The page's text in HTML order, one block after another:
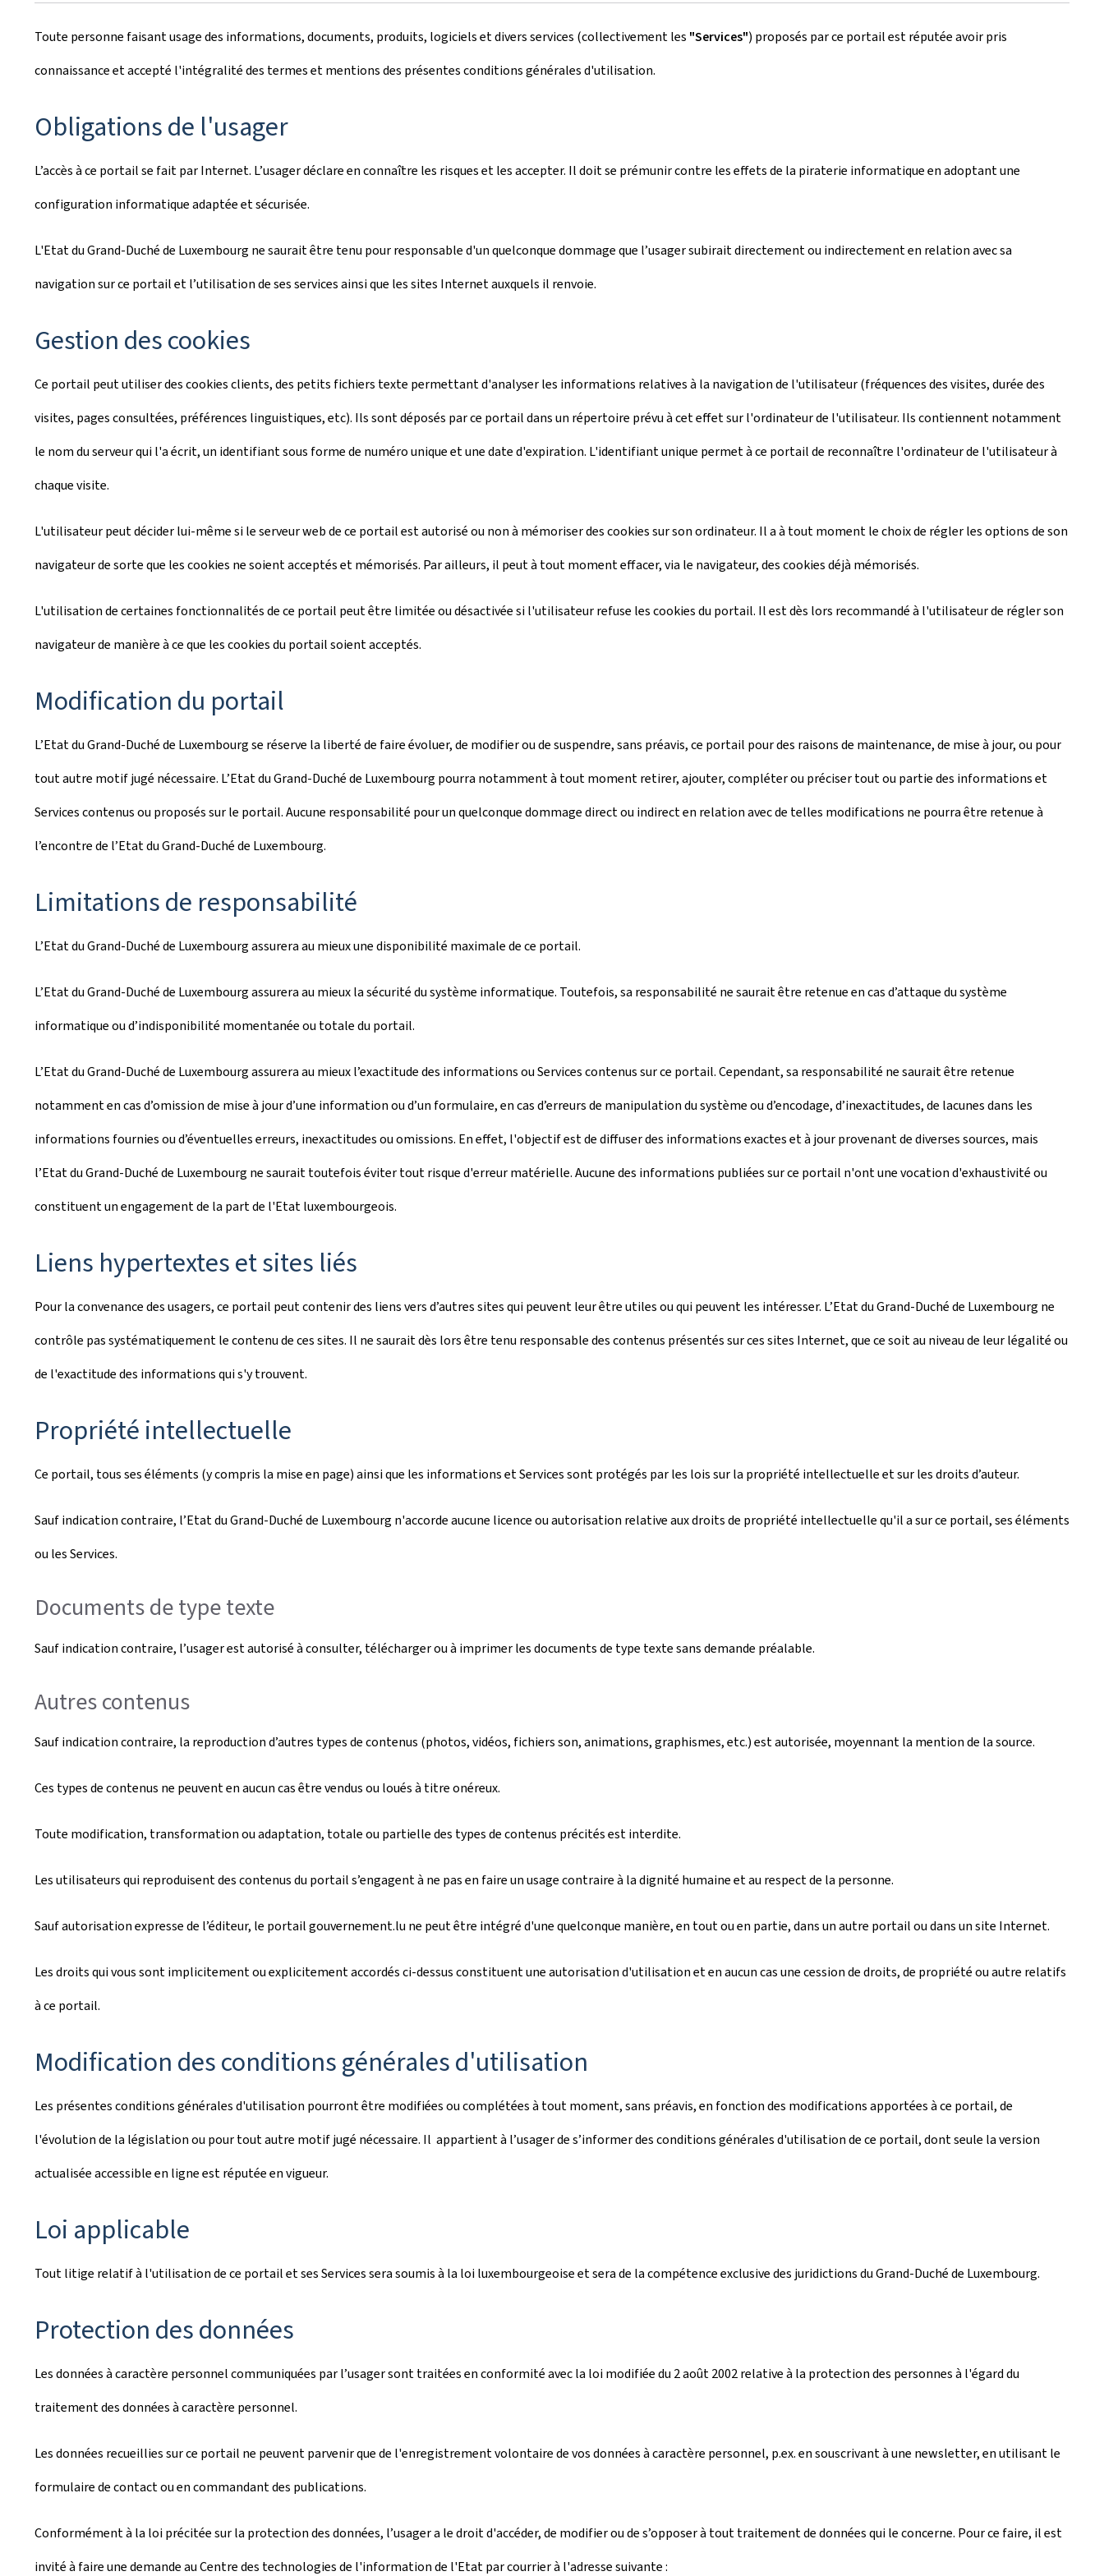
Toute personne faisant usage des informations, documents, produits, logiciels et divers services (collectivement les "Services") proposés par ce portail est réputée avoir pris
connaissance et accepté l'intégralité des termes et mentions des présentes conditions générales d'utilisation.
Obligations de l'usager
L’accès à ce portail se fait par Internet. L’usager déclare en connaître les risques et les accepter. Il doit se prémunir contre les effets de la piraterie informatique en adoptant une
configuration informatique adaptée et sécurisée.
L'Etat du Grand-Duché de Luxembourg ne saurait être tenu pour responsable d'un quelconque dommage que l’usager subirait directement ou indirectement en relation avec sa
navigation sur ce portail et l’utilisation de ses services ainsi que les sites Internet auxquels il renvoie.
Gestion des cookies
Ce portail peut utiliser des cookies clients, des petits fichiers texte permettant d'analyser les informations relatives à la navigation de l'utilisateur (fréquences des visites, durée des
visites, pages consultées, préférences linguistiques, etc). Ils sont déposés par ce portail dans un répertoire prévu à cet effet sur l'ordinateur de l'utilisateur. Ils contiennent notamment
le nom du serveur qui l'a écrit, un identifiant sous forme de numéro unique et une date d'expiration. L'identifiant unique permet à ce portail de reconnaître l'ordinateur de l'utilisateur à
chaque visite.
L'utilisateur peut décider lui-même si le serveur web de ce portail est autorisé ou non à mémoriser des cookies sur son ordinateur. Il a à tout moment le choix de régler les options de son
navigateur de sorte que les cookies ne soient acceptés et mémorisés. Par ailleurs, il peut à tout moment effacer, via le navigateur, des cookies déjà mémorisés.
L'utilisation de certaines fonctionnalités de ce portail peut être limitée ou désactivée si l'utilisateur refuse les cookies du portail. Il est dès lors recommandé à l'utilisateur de régler son
navigateur de manière à ce que les cookies du portail soient acceptés.
Modification du portail
L’Etat du Grand-Duché de Luxembourg se réserve la liberté de faire évoluer, de modifier ou de suspendre, sans préavis, ce portail pour des raisons de maintenance, de mise à jour, ou pour
tout autre motif jugé nécessaire. L’Etat du Grand-Duché de Luxembourg pourra notamment à tout moment retirer, ajouter, compléter ou préciser tout ou partie des informations et
Services contenus ou proposés sur le portail. Aucune responsabilité pour un quelconque dommage direct ou indirect en relation avec de telles modifications ne pourra être retenue à
l’encontre de l’Etat du Grand-Duché de Luxembourg.
Limitations de responsabilité
L’Etat du Grand-Duché de Luxembourg assurera au mieux une disponibilité maximale de ce portail.
L’Etat du Grand-Duché de Luxembourg assurera au mieux la sécurité du système informatique. Toutefois, sa responsabilité ne saurait être retenue en cas d’attaque du système
informatique ou d’indisponibilité momentanée ou totale du portail.
L’Etat du Grand-Duché de Luxembourg assurera au mieux l’exactitude des informations ou Services contenus sur ce portail. Cependant, sa responsabilité ne saurait être retenue
notamment en cas d’omission de mise à jour d’une information ou d’un formulaire, en cas d’erreurs de manipulation du système ou d’encodage, d’inexactitudes, de lacunes dans les
informations fournies ou d’éventuelles erreurs, inexactitudes ou omissions. En effet, l'objectif est de diffuser des informations exactes et à jour provenant de diverses sources, mais
l’Etat du Grand-Duché de Luxembourg ne saurait toutefois éviter tout risque d'erreur matérielle. Aucune des informations publiées sur ce portail n'ont une vocation d'exhaustivité ou
constituent un engagement de la part de l'Etat luxembourgeois.
Liens hypertextes et sites liés
Pour la convenance des usagers, ce portail peut contenir des liens vers d’autres sites qui peuvent leur être utiles ou qui peuvent les intéresser. L’Etat du Grand-Duché de Luxembourg ne
contrôle pas systématiquement le contenu de ces sites. Il ne saurait dès lors être tenu responsable des contenus présentés sur ces sites Internet, que ce soit au niveau de leur légalité ou
de l'exactitude des informations qui s'y trouvent.
Propriété intellectuelle
Ce portail, tous ses éléments (y compris la mise en page) ainsi que les informations et Services sont protégés par les lois sur la propriété intellectuelle et sur les droits d’auteur.
Sauf indication contraire, l’Etat du Grand-Duché de Luxembourg n'accorde aucune licence ou autorisation relative aux droits de propriété intellectuelle qu'il a sur ce portail, ses éléments
ou les Services.
Documents de type texte
Sauf indication contraire, l’usager est autorisé à consulter, télécharger ou à imprimer les documents de type texte sans demande préalable.
Autres contenus
Sauf indication contraire, la reproduction d’autres types de contenus (photos, vidéos, fichiers son, animations, graphismes, etc.) est autorisée, moyennant la mention de la source.
Ces types de contenus ne peuvent en aucun cas être vendus ou loués à titre onéreux.
Toute modification, transformation ou adaptation, totale ou partielle des types de contenus précités est interdite.
Les utilisateurs qui reproduisent des contenus du portail s’engagent à ne pas en faire un usage contraire à la dignité humaine et au respect de la personne.
Sauf autorisation expresse de l’éditeur, le portail gouvernement.lu ne peut être intégré d'une quelconque manière, en tout ou en partie, dans un autre portail ou dans un site Internet.
Les droits qui vous sont implicitement ou explicitement accordés ci-dessus constituent une autorisation d'utilisation et en aucun cas une cession de droits, de propriété ou autre relatifs
à ce portail.
Modification des conditions générales d'utilisation
Les présentes conditions générales d'utilisation pourront être modifiées ou complétées à tout moment, sans préavis, en fonction des modifications apportées à ce portail, de
l'évolution de la législation ou pour tout autre motif jugé nécessaire. Il appartient à l’usager de s’informer des conditions générales d'utilisation de ce portail, dont seule la version
actualisée accessible en ligne est réputée en vigueur.
Loi applicable
Tout litige relatif à l'utilisation de ce portail et ses Services sera soumis à la loi luxembourgeoise et sera de la compétence exclusive des juridictions du Grand-Duché de Luxembourg.
Protection des données
Les données à caractère personnel communiquées par l’usager sont traitées en conformité avec la loi modifiée du 2 août 2002 relative à la protection des personnes à l'égard du
traitement des données à caractère personnel.
Les données recueillies sur ce portail ne peuvent parvenir que de l'enregistrement volontaire de vos données à caractère personnel, p.ex. en souscrivant à une newsletter, en utilisant le
formulaire de contact ou en commandant des publications.
Conformément à la loi précitée sur la protection des données, l’usager a le droit d'accéder, de modifier ou de s’opposer à tout traitement de données qui le concerne. Pour ce faire, il est
invité à faire une demande au Centre des technologies de l'information de l'Etat par courrier à l'adresse suivante :